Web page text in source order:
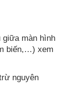
giữa màn hình
biến,…) xem
nguyên